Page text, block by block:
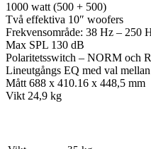
1000 watt (500 + 500)
Två effektiva 10″ woofers
Frekvensområde: 38 Hz – 250
Max SPL 130 dB
Polaritetsswitch – NORM och
Lineutgångs EQ med val
Mått 688 x 410.16 x 448,5 mm
Vikt 24,9 kg